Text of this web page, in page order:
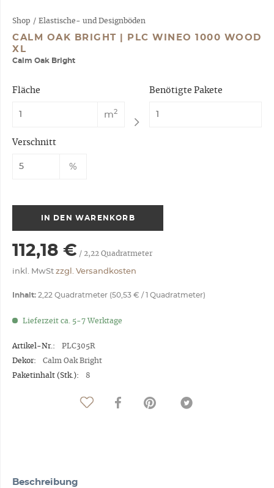
Shop / Elastische- und Designböden
CALM OAK BRIGHT | PLC WINEO 1000 WOOD
XL
Calm Oak Bright
Fläche
m2
Benötigte Pakete
Verschnitt
%
IN DEN WARENKORB
112,18 € / 2,22 Quadratmeter
inkl. MwSt zzgl. Versandkosten
Inhalt: 2,22 Quadratmeter (50,53 € / 1 Quadratmeter)
Lieferzeit ca. 5-7 Werktage
Artikel-Nr.:
PLC305R
Dekor:
Calm Oak Bright
Paketinhalt (Stk.):
8
Beschreibung